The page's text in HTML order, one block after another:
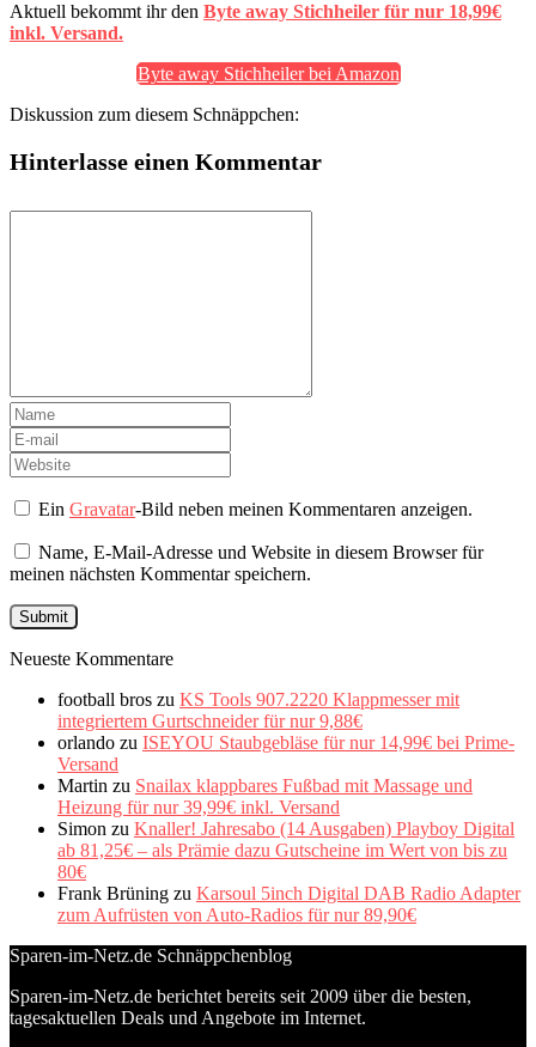
Aktuell bekommt ihr den Byte away Stichheiler für nur 18,99€
inkl. Versand.
Byte away Stichheiler bei Amazon
Diskussion zum diesem Schnäppchen:
Hinterlasse einen Kommentar
EinGravatar-Bild neben meinen Kommentaren anzeigen.
Name, E-Mail-Adresse und Website in diesem Browser für
meinen nächsten Kommentar speichern.
Neueste Kommentare
football bros zu KS Tools 907.2220 Klappmesser mit
integriertem Gurtschneider für nur 9,88€
orlando zu ISEYOU Staubgebläse für nur 14,99€ bei Prime-
Versand
Martin zu Snailax klappbares Fußbad mit Massage und
Heizung für nur 39,99€ inkl. Versand
Simon zu Knaller! Jahresabo (14 Ausgaben) Playboy Digital
ab 81,25€ – als Prämie dazu Gutscheine im Wert von bis zu
80€
Frank Brüning zu Karsoul 5inch Digital DAB Radio Adapter
zum Aufrüsten von Auto-Radios für nur 89,90€
Sparen-im-Netz.de Schnäppchenblog
Sparen-im-Netz.de berichtet bereits seit 2009 über die besten,
tagesaktuellen Deals und Angebote im Internet.